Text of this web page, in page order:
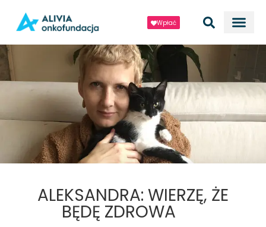
Wpłać
ALEKSANDRA: WIERZĘ, ŻE
BĘDĘ ZDROWA